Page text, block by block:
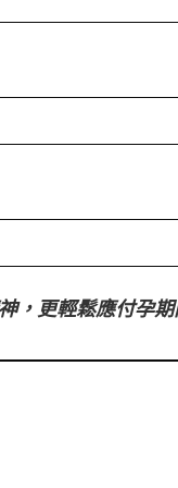
，更輕鬆應付孕期